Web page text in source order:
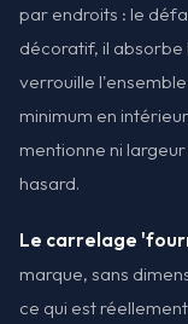
par endroits : le
décoratif, il
verrouille
minimum en
mentionne ni
hasard.
Le carrelage
marque, sans
ce qui est